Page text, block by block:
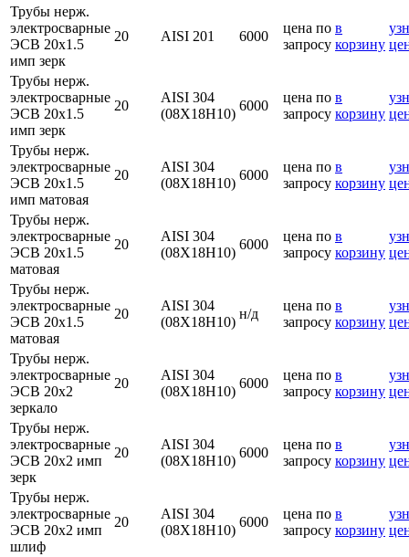
Трубы нерж.
электросварные
ЭСВ 20х1.5
имп зерк
20 AISI 201 6000
цена по
запросу
в
корзину
Трубы нерж.
электросварные
ЭСВ 20х1.5
имп зерк
20
AISI 304
(08Х18Н10)
6000
цена по
запросу
в
корзину
Трубы нерж.
электросварные
ЭСВ 20х1.5
имп матовая
20
AISI 304
(08Х18Н10)
6000
цена по
запросу
в
корзину
Трубы нерж.
электросварные
ЭСВ 20х1.5
матовая
20
AISI 304
(08Х18Н10)
6000
цена по
запросу
в
корзину
Трубы нерж.
электросварные
ЭСВ 20х1.5
матовая
20
AISI 304
(08Х18Н10)
н/д
цена по
запросу
в
корзину
Трубы нерж.
электросварные
ЭСВ 20х2
зеркало
20
AISI 304
(08Х18Н10)
6000
цена по
запросу
в
корзину
Трубы нерж.
электросварные
ЭСВ 20х2 имп
зерк
20
AISI 304
(08Х18Н10)
6000
цена по
запросу
в
корзину
Трубы нерж.
электросварные
ЭСВ 20х2 имп
шлиф
20
AISI 304
(08Х18Н10)
6000
цена по
запросу
в
корзину